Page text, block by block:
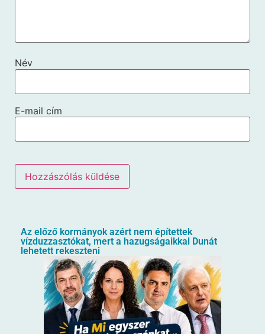
Név
E-mail cím
Az előző kormányok azért nem építettek
vízduzzasztókat, mert a hazugságaikkal Dunát
lehetett rekeszteni